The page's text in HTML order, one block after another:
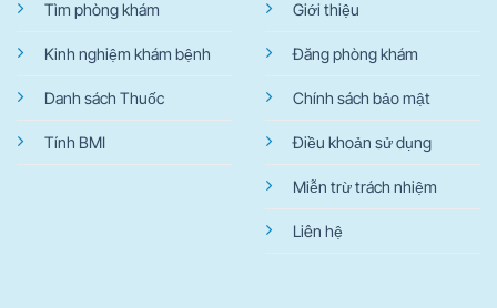
Tìm phòng khám
Kinh nghiệm khám bệnh
Danh sách Thuốc
Tính BMI
Giới thiệu
Đăng phòng khám
Chính sách bảo mật
Điều khoản sử dụng
Miễn trừ trách nhiệm
Liên hệ